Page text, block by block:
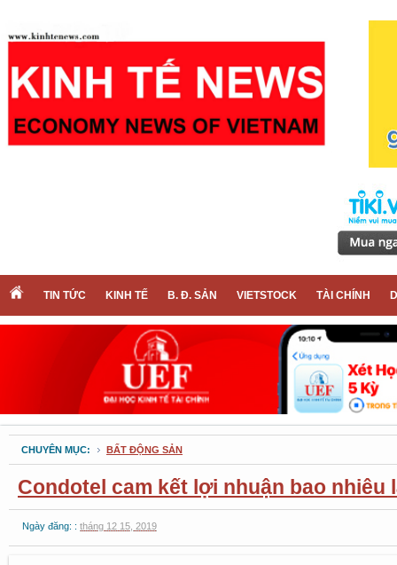
TIN TỨC KINH TẾ B. Đ. SẢN VIETSTOCK TÀI CHÍNH
CHUYÊN MỤC: BẤT ĐỘNG SẢN
Condotel cam kết lợi nhuận bao nhiêu
Ngày đăng: : tháng 12 15, 2019